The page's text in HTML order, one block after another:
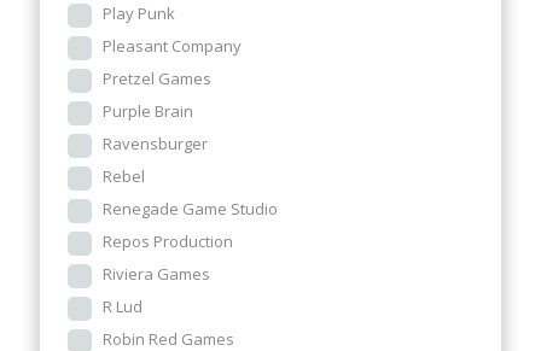
Play Punk
Pleasant Company
Pretzel Games
Purple Brain
Ravensburger
Rebel
Renegade Game Studio
Repos Production
Riviera Games
R Lud
Robin Red Games